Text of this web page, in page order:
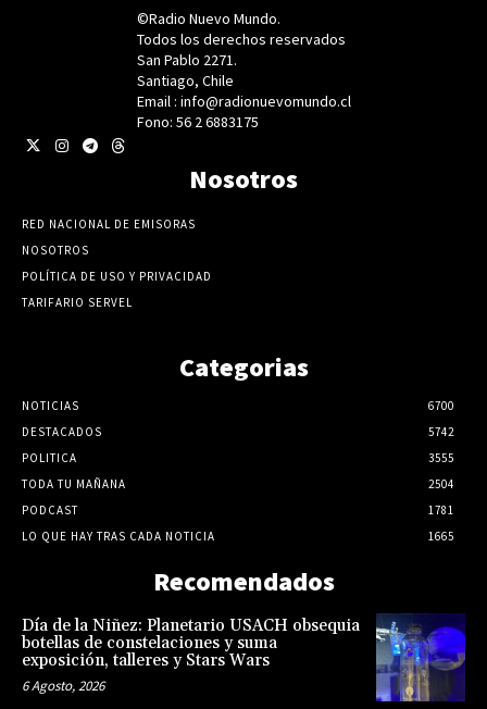
©Radio Nuevo Mundo.
Todos los derechos reservados
San Pablo 2271.
Santiago, Chile
Email : info@radionuevomundo.cl
Fono: 56 2 6883175
Nosotros
RED NACIONAL DE EMISORAS
NOSOTROS
POLÍTICA DE USO Y PRIVACIDAD
TARIFARIO SERVEL
Categorias
NOTICIAS
6700
DESTACADOS
5742
POLITICA
3555
TODA TU MAÑANA
2504
PODCAST
1781
LO QUE HAY TRAS CADA NOTICIA
1665
Recomendados
Día de la Niñez: Planetario USACH obsequia
botellas de constelaciones y suma
exposición, talleres y Stars Wars
6 Agosto, 2026